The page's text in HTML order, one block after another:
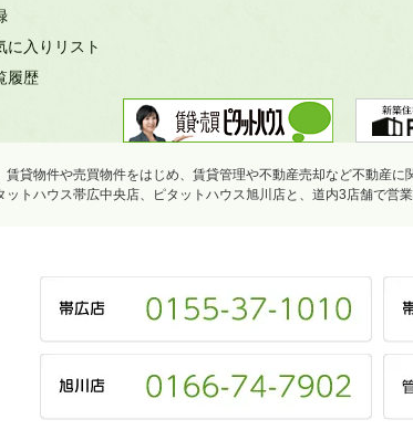
に入りリスト
履歴
貸物件や売買物件をはじめ、賃貸管理や不動産売却など不動産に
トハウス帯広中央店、ピタットハウス旭川店と、道内3店舗で営